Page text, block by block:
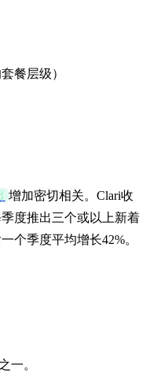
餐层级）
增加密切相关。Clari收
度推出三个或以上新着
个季度平均增长42%。
一。